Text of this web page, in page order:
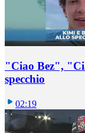
"Ciao Bez",
specchio
02:19